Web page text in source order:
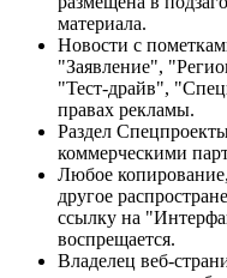
материала.
Новости с
"Заявление",
"Тест-драйв",
правах рекламы.
Раздел
коммерческими
Любое
другое
ссылку на
воспрещается.
Владелец веб-